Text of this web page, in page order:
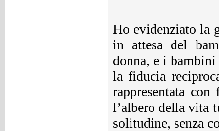
Ho evidenziato la
in attesa del
donna, e i
la fiducia
rappresentata
l’albero della vita
solitudine, senza